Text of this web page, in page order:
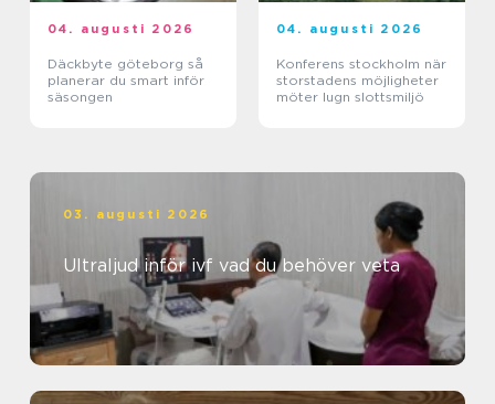
04. augusti 2026
Däckbyte göteborg så
planerar du smart inför
säsongen
04. augusti 2026
Konferens stockholm när
storstadens möjligheter
möter lugn slottsmiljö
03. augusti 2026
Ultraljud inför ivf vad du behöver veta